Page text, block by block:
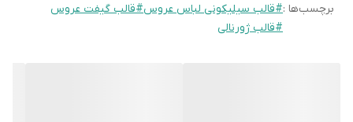
برچسب‌ها :#قالب سیلیکونی لباس عروس#قالب گیفت عروس
#قالب ژورنالی